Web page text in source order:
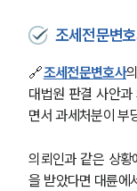
조세전문변
🔗조세전문변호사
대법원 판결 사안
면서 과세처분이 부
의뢰인과 같은 상
을 받았다면 대륜에